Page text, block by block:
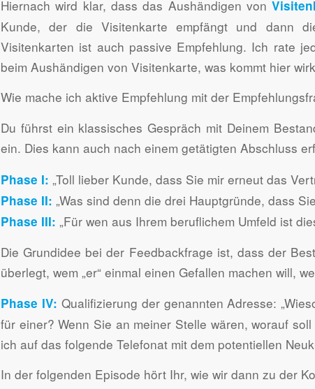
Hiernach wird klar, dass das Aushändigen von
Kunde, der die Visitenkarte empfängt und dann
Visitenkarten ist auch passive Empfehlung. Ich rate
beim Aushändigen von Visitenkarte, was kommt hier
Wie mache ich aktive Empfehlung mit der
Du führst ein klassisches Gespräch mit Deinem
ein. Dies kann auch nach einem getätigten Abschluss
Phase I: „Toll lieber Kunde, dass Sie mir erneut das
Phase II: „Was sind denn die drei Hauptgründe, dass
Phase III: „Für wen aus Ihrem beruflichem Umfeld ist
Die Grundidee bei der Feedbackfrage ist, dass der
überlegt, wem „er“ einmal einen Gefallen machen will,
Phase IV: Qualifizierung der genannten Adresse:
für einer? Wenn Sie an meiner Stelle wären, worauf
ich auf das folgende Telefonat mit dem potentiellen
In der folgenden Episode hört Ihr, wie wir dann zu der